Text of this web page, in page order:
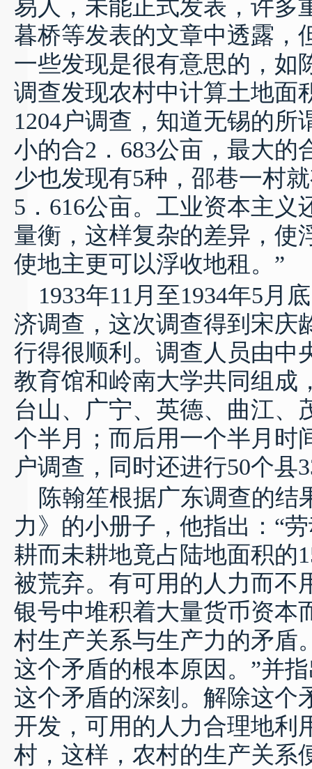
易人，未能正式发表，许多
暮桥等发表的文章中透露，
一些发现是很有意思的，如
调查发现农村中计算土地面
1204户调查，知道无锡的所
小的合2 ． 683公亩，最大的
少也发现有5种，邵巷一村
5 ． 616公亩。工业资本主义
量衡，这样复杂的差异，使
使地主更可以浮收地租。 ”
1933年11 月至1934年5月
济调查，这次调查得到宋庆
行得很顺利。调查人员由中
教育馆和岭南大学共同组成
台山、广宁、英德、曲江、
个半月；而后用一个半月时
户调查，同时还进行50个县
陈翰笙根据广东调查的结
力》的小册子，他指出： “
耕而未耕地竟占陆地面积的
被荒弃。有可用的人力而不
银号中堆积着大量货币资本
村生产关系与生产力的矛盾
这个矛盾的根本原因。 ”并
这个矛盾的深刻。解除这个
开发，可用的人力合理地利
村，这样，农村的生产关系